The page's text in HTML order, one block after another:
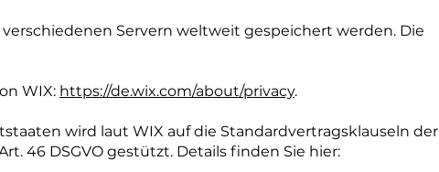
Servern weltweit gespeichert werden. Die
WIX: https://de.wix.com/about/privacy.
wird laut WIX auf die Standardvertragsklauseln der
46 DSGVO gestützt. Details finden Sie hier: